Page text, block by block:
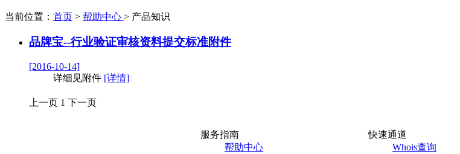
当前位置： 首页 > 帮助中心 > 产品知识
品牌宝--行业验证审核资料提交标准附件
[2016-10-14]
详细见附件 [详情]
上一页 1 下一页
服务指南
帮助中心
快速通道
Whois查询